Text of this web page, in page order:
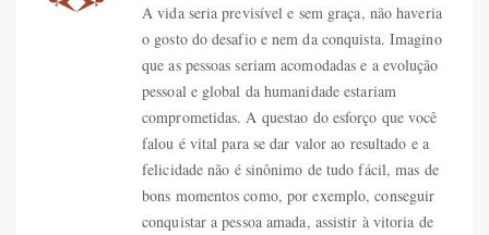
A vida seria previsível e sem graça, não haveria
o gosto do desafio e nem da conquista. Imagino
que as pessoas seriam acomodadas e a evolução
pessoal e global da humanidade estariam
comprometidas. A questao do esforço que você
falou é vital para se dar valor ao resultado e a
felicidade não é sinônimo de tudo fácil, mas de
bons momentos como, por exemplo, conseguir
conquistar a pessoa amada, assistir à vitoria de